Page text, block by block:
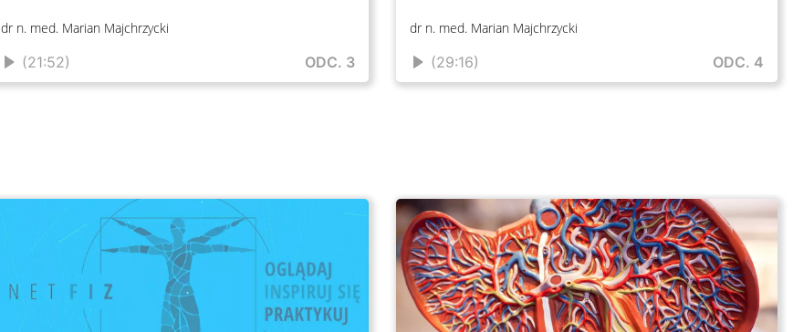
dr n. med. Marian Majchrzycki
(21:52) ODC. 3
dr n. med. Marian Majchrzycki
(29:16) ODC. 4